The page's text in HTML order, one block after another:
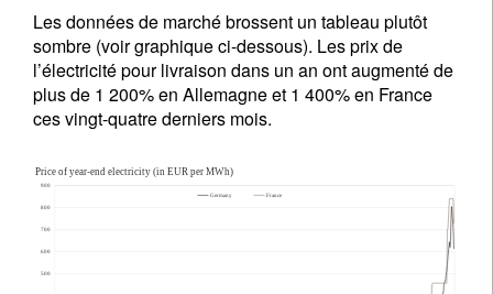
Les données de marché brossent un tableau plutôt
sombre (voir graphique ci-dessous). Les prix de
l’électricité pour livraison dans un an ont augmenté de
plus de 1 200% en Allemagne et 1 400% en France
ces vingt-quatre derniers mois.